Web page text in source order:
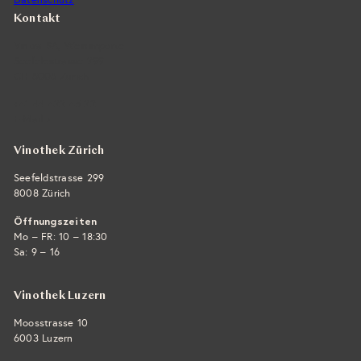
Kontakt
Vinothek Zürich
Seefeldstrasse 299
8008 Zürich
Öffnungszeiten
Mo – FR: 10 – 18:30
Sa: 9 – 16
Vinothek Luzern
Moosstrasse 10
6003 Luzern